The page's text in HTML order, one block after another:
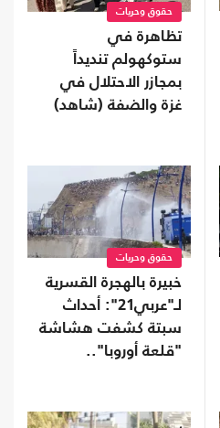
حقوق وحريات
تظاهرة في
ستوكهولم تنديداً
بمجازر الاحتلال في
غزة والضفة (شاهد)
حقوق وحريات
خبيرة بالهجرة القسرية
لـ"عربي21": أحداث
سبتة كشفت هشاشة
"قلعة أوروبا"..